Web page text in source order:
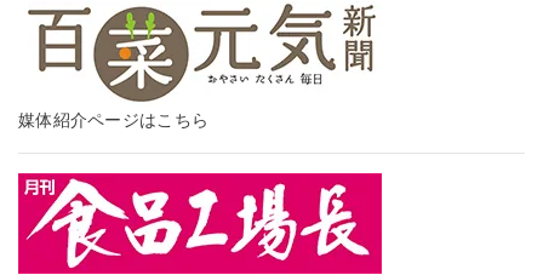
媒体紹介ページはこちら